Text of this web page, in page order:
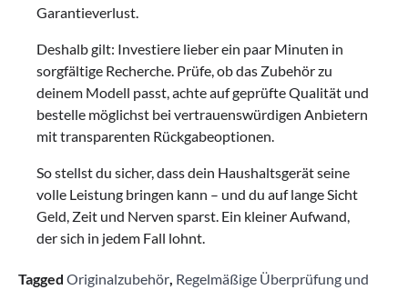
Garantieverlust.
Deshalb gilt: Investiere lieber ein paar Minuten in
sorgfältige Recherche. Prüfe, ob das Zubehör zu
deinem Modell passt, achte auf geprüfte Qualität und
bestelle möglichst bei vertrauenswürdigen Anbietern
mit transparenten Rückgabeoptionen.
So stellst du sicher, dass dein Haushaltsgerät seine
volle Leistung bringen kann – und du auf lange Sicht
Geld, Zeit und Nerven sparst. Ein kleiner Aufwand,
der sich in jedem Fall lohnt.
Tagged Originalzubehör Regelmäßige Überprüfung und